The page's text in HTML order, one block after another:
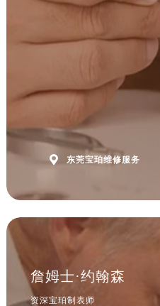
 东莞宝珀维修服务
詹姆士·约翰森
资深宝珀制表师